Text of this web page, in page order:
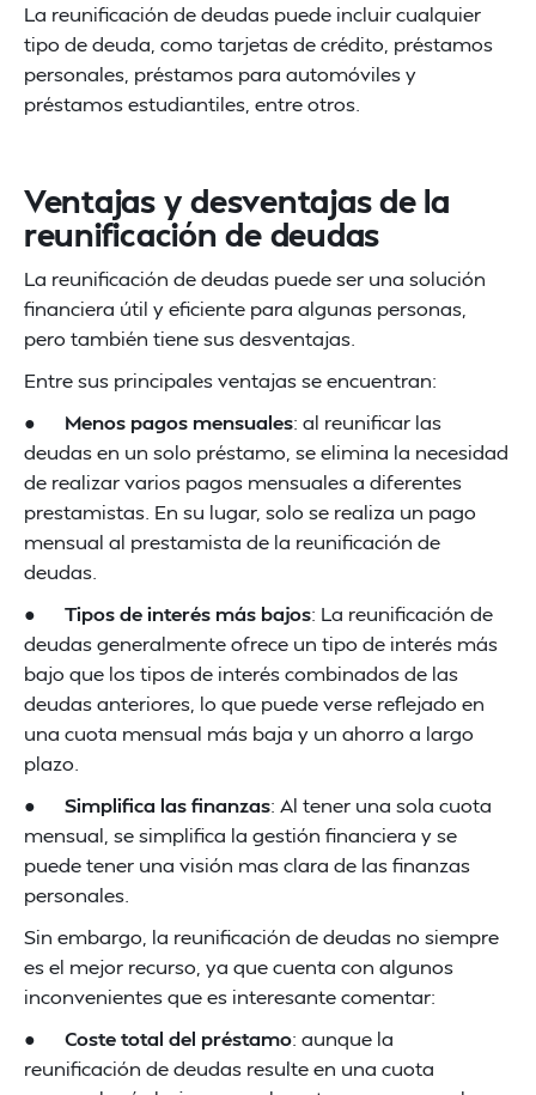
La reunificación de deudas puede incluir cualquier
tipo de deuda, como tarjetas de crédito, préstamos
personales, préstamos para automóviles y
préstamos estudiantiles, entre otros.
Ventajas y desventajas de la
reunificación de deudas
La reunificación de deudas puede ser una solución
financiera útil y eficiente para algunas personas,
pero también tiene sus desventajas.
Entre sus principales ventajas se encuentran:
● Menos pagos mensuales: al reunificar las
deudas en un solo préstamo, se elimina la necesidad
de realizar varios pagos mensuales a diferentes
prestamistas. En su lugar, solo se realiza un pago
mensual al prestamista de la reunificación de
deudas.
● Tipos de interés más bajos: La reunificación de
deudas generalmente ofrece un tipo de interés más
bajo que los tipos de interés combinados de las
deudas anteriores, lo que puede verse reflejado en
una cuota mensual más baja y un ahorro a largo
plazo.
● Simplifica las finanzas: Al tener una sola cuota
mensual, se simplifica la gestión financiera y se
puede tener una visión mas clara de las finanzas
personales.
Sin embargo, la reunificación de deudas no siempre
es el mejor recurso, ya que cuenta con algunos
inconvenientes que es interesante comentar:
● Coste total del préstamo: aunque la
reunificación de deudas resulte en una cuota